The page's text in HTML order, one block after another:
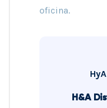
oficina.
H&A